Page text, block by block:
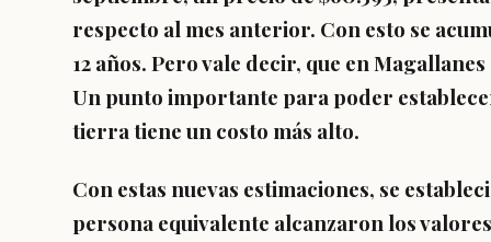
respecto al mes anterior. Con esto se
12 años. Pero vale decir, que en
Un punto importante para poder
tierra tiene un costo más alto.
Con estas nuevas estimaciones, se
persona equivalente alcanzaron los valores